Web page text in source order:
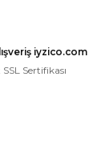
iyzico.com
Sertifikası